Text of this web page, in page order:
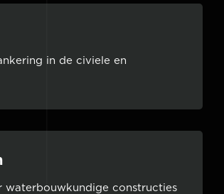
in de civiele en
waterbouwkundige constructies